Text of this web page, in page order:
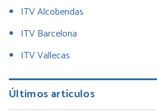
ITV Alcobendas
ITV Barcelona
ITV Vallecas
Últimos artículos